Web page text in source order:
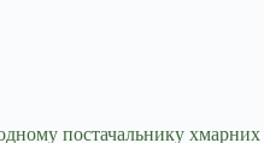
постачальнику хмарних